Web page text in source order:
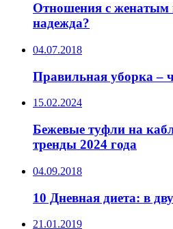
Отношения с женатым
надежда?
04.07.2018
Правильная уборка –
15.02.2024
Бежевые туфли на
тренды 2024 года
04.09.2018
10 Дневная диета: в
21.01.2019